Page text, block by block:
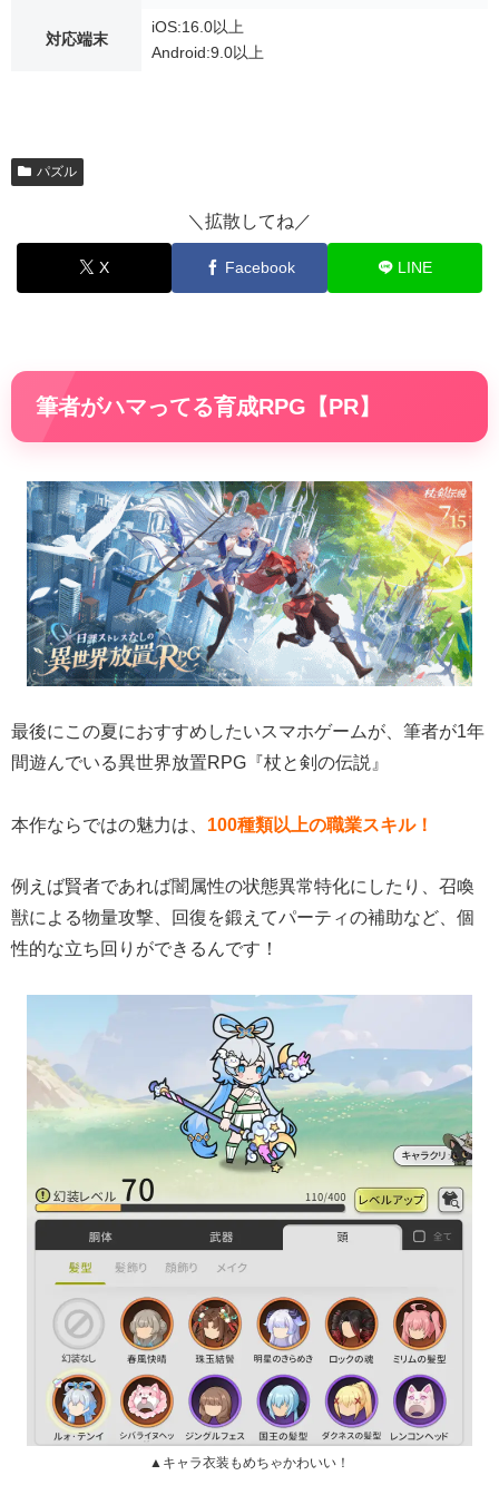
対応端末
iOS:16.0以上
Android:9.0以上
パズル
＼拡散してね／
X Facebook LINE
筆者がハマってる育成RPG【PR】
最後にこの夏におすすめしたいスマホゲームが、筆者が1年
間遊んでいる異世界放置RPG『杖と剣の伝説』
本作ならではの魅力は、 100種類以上の職業スキル！
例えば賢者であれば闇属性の状態異常特化にしたり、召喚
獣による物量攻撃、回復を鍛えてパーティの補助など、個
性的な立ち回りができるんです！
▲キャラ衣装もめちゃかわいい！